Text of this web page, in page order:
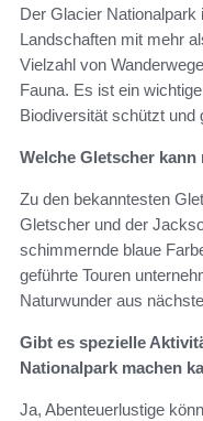
Der Glacier Nationalpark
Landschaften mit mehr
Vielzahl von
Fauna. Es ist ein
Biodiversität schützt und
Welche Gletscher
Zu den bekanntesten
Gletscher und der
schimmernde blaue
geführte Touren
Naturwunder aus
Gibt es spezielle
Nationalpark machen
Ja, Abenteuerlustige